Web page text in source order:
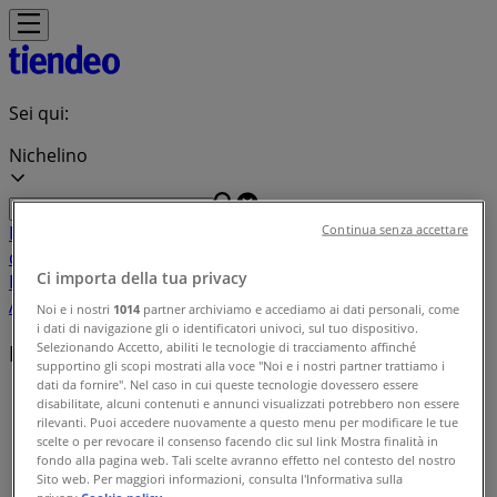
Sei qui:
Nichelino
In Evidenza ElettronicaNovitàCura
casa e corpo
BenessereInfanzia e giochiAnimali
AssicurazioniViaggiRistorantiServizi
Indice delle offerte in Nichelino
Tiendeo a Nichelino»
Indice delle offerte
Ci importa della tua privacy
Noi e i nostri 1014 partner archiviamo e accediamo ai dati personali, come
i dati di navigazione gli o identificatori univoci, sul tuo dispositivo.
Selezionando Accetto, abiliti le tecnologie di tracciamento affinché
supportino gli scopi mostrati alla voce "Noi e i nostri partner trattiamo i
dati da fornire". Nel caso in cui queste tecnologie dovessero essere
disabilitate, alcuni contenuti e annunci visualizzati potrebbero non essere
rilevanti. Puoi accedere nuovamente a questo menu per modificare le tue
scelte o per revocare il consenso facendo clic sul link Mostra finalità in
fondo alla pagina web. Tali scelte avranno effetto nel contesto del nostro
Sito web. Per maggiori informazioni, consulta l'Informativa sulla
Continua senza accettare